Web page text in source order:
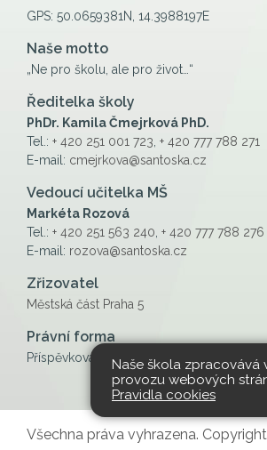
GPS: 50.0659381N, 14.3988197E
Naše motto
„Ne pro školu, ale pro život…“
Ředitelka školy
PhDr. Kamila Čmejrková PhD.
Tel.: + 420 251 001 723, + 420 777 788 271
E-mail: cmejrkova@santoska.cz
Vedoucí učitelka MŠ
Markéta Rozová
Tel.: + 420 251 563 240, + 420 777 788 276
E-mail: rozova@santoska.cz
Zřizovatel
Městská část Praha 5
Právní forma
Příspěvková organizace
Všechna práva vyhrazena.
Naše škola zpracovává
provozu webových
Pravidla cookies